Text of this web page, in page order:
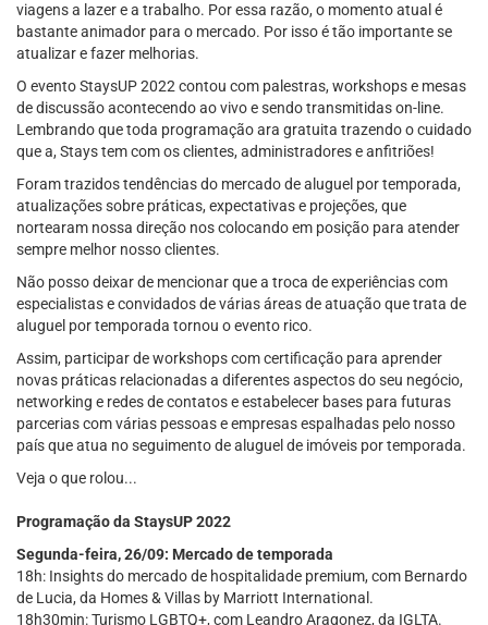
viagens a lazer e a trabalho. Por essa razão, o momento atual é
bastante animador para o mercado. Por isso é tão importante se
atualizar e fazer melhorias.
O evento StaysUP 2022 contou com palestras, workshops e mesas
de discussão acontecendo ao vivo e sendo transmitidas on-line.
Lembrando que toda programação ara gratuita trazendo o cuidado
que a, Stays tem com os clientes, administradores e anfitriões!
Foram trazidos tendências do mercado de aluguel por temporada,
atualizações sobre práticas, expectativas e projeções, que
nortearam nossa direção nos colocando em posição para atender
sempre melhor nosso clientes.
Não posso deixar de mencionar que a troca de experiências com
especialistas e convidados de várias áreas de atuação que trata de
aluguel por temporada tornou o evento rico.
Assim, participar de workshops com certificação para aprender
novas práticas relacionadas a diferentes aspectos do seu negócio,
networking e redes de contatos e estabelecer bases para futuras
parcerias com várias pessoas e empresas espalhadas pelo nosso
país que atua no seguimento de aluguel de imóveis por temporada.
Veja o que rolou...
Programação da StaysUP 2022
Segunda-feira, 26/09: Mercado de temporada
18h: Insights do mercado de hospitalidade premium, com Bernardo
de Lucia, da Homes & Villas by Marriott International.
18h30min: Turismo LGBTQ+, com Leandro Aragonez, da IGLTA.